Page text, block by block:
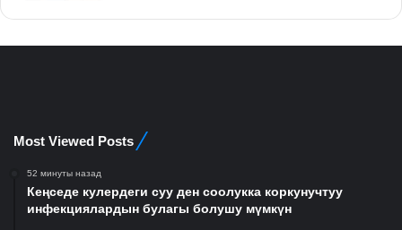
Most Viewed Posts
52 минуты назад
Кеңседе кулердеги суу ден соолукка коркунучтуу
инфекциялардын булагы болушу мүмкүн